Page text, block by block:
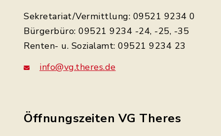
Sekretariat/Vermittlung: 09521 9234 0
Bürgerbüro: 09521 9234 -24, -25, -35
Renten- u. Sozialamt: 09521 9234 23
info@vg.theres.de
Öffnungszeiten VG Theres